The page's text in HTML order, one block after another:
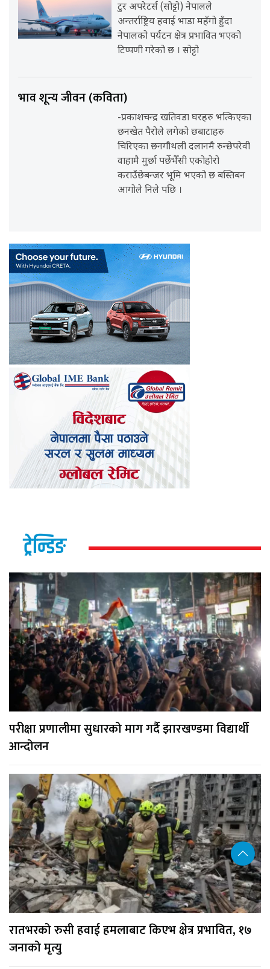
टुर अपरेटर्स (सोट्टो) नेपालले
अन्तर्राष्ट्रिय हवाई भाडा महँगो हुँदा
नेपालको पर्यटन क्षेत्र प्रभावित भएको
टिप्पणी गरेको छ । सोट्टो
भाव शून्य जीवन (कविता)
-प्रकाशचन्द्र खतिवडा घरहरु भत्किएका
छनखेत पैरोले लगेको छबाटाहरु
चिरिएका छनगौथली दलानमै रुन्छेपरेवी
वाहामै मुर्छा पर्छेभैँसी एकोहोरो
कराउँछेबन्जर भूमि भएको छ बस्तिबन
आगोले निले पछि ।
ट्रेन्डिङ
परीक्षा प्रणालीमा सुधारको माग गर्दै झारखण्डमा विद्यार्थी
आन्दोलन
रातभरको रुसी हवाई हमलाबाट किएभ क्षेत्र प्रभावित, १७
जनाको मृत्यु